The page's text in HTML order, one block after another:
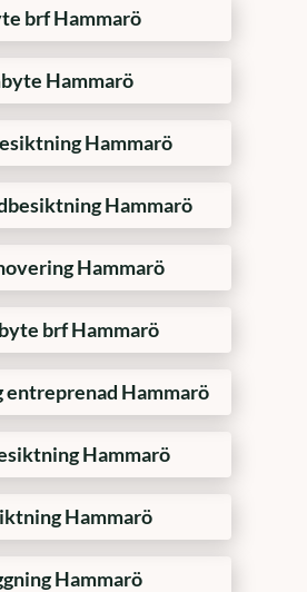
brf Hammarö
Hammarö
Hammarö
Hammarö
Hammarö
brf Hammarö
entreprenad Hammarö
Hammarö
Hammarö
Hammarö